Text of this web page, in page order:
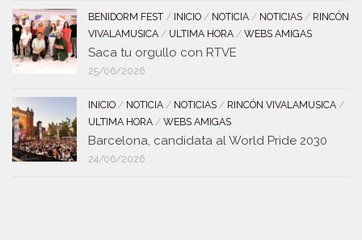
BENIDORM FEST / INICIO / NOTICIA / NOTICIAS / RINCÓN
VIVALAMUSICA / ULTIMA HORA / WEBS AMIGAS
Saca tu orgullo con RTVE
25/06/2026
INICIO / NOTICIA / NOTICIAS / RINCÓN VIVALAMUSICA /
ULTIMA HORA / WEBS AMIGAS
Barcelona, candidata al World Pride 2030
24/06/2026